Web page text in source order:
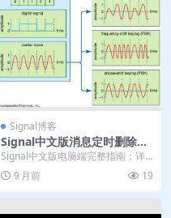
Signal博客
Signal中文版消息定时删除｜
电脑版自毁计时
Signal中文版电脑端完整指南：详
解消息自毁计时功能操作与优势。
这款加密通讯工...
9 月前 19